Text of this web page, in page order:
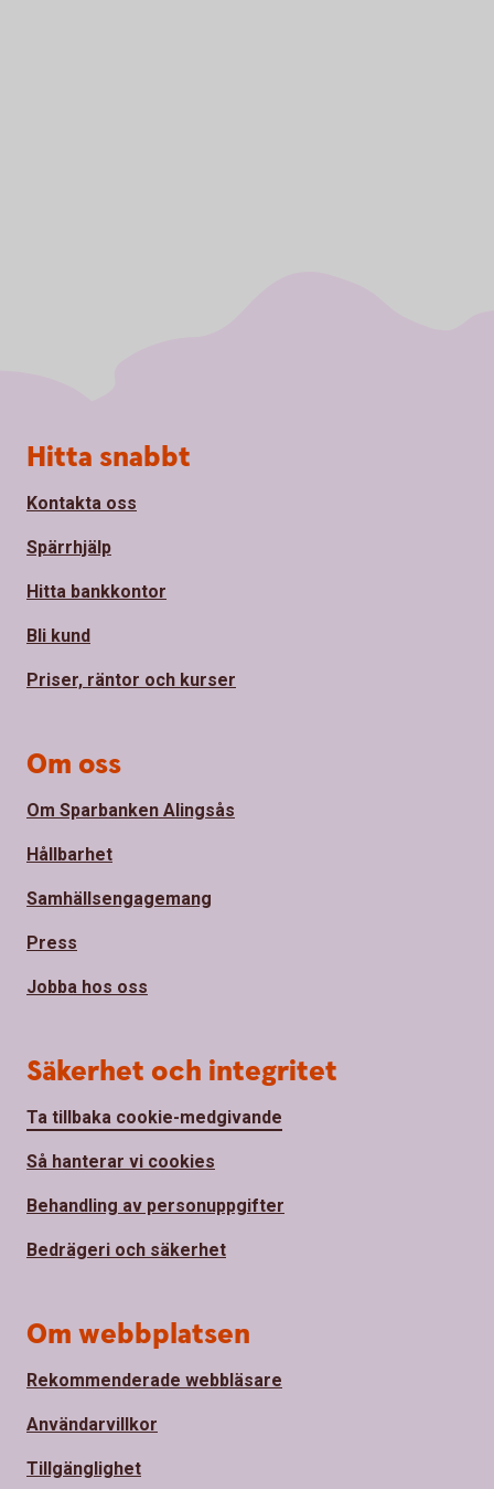
Sidfot
Hitta snabbt
Kontakta oss
Spärrhjälp
Hitta bankkontor
Bli kund
Priser, räntor och kurser
Om oss
Om Sparbanken Alingsås
Hållbarhet
Samhällsengagemang
Press
Jobba hos oss
Säkerhet och integritet
Ta tillbaka cookie-medgivande
Så hanterar vi cookies
Behandling av personuppgifter
Bedrägeri och säkerhet
Om webbplatsen
Rekommenderade webbläsare
Användarvillkor
Tillgänglighet